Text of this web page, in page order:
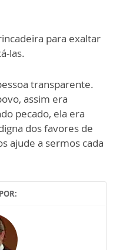
para exaltar
las.
transparente.
assim era
pecado, ela era
dos favores de
ajude a sermos cada